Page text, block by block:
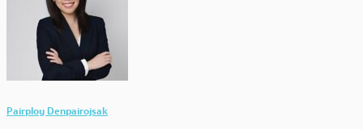
Pairploy Denpairojsak